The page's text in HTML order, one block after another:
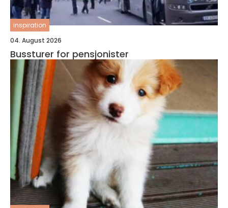
inspiration
04. August 2026
Bussturer for pensjonister